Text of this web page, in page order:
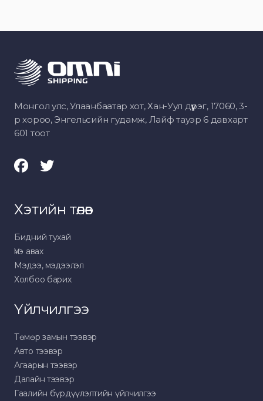
Монгол улс, Улаанбаатар хот, Хан-Уул дүүрэг, 17060, 3-
р хороо, Энгельсийн гудамж, Лайф тауэр 6 давхарт
601 тоот
Хэтийн төлөв
Бидний тухай
Үнэ авах
Мэдээ, мэдээлэл
Холбоо барих
Үйлчилгээ
Төмөр замын тээвэр
Авто тээвэр
Агаарын тээвэр
Далайн тээвэр
Гаалийн бүрдүүлэлтийн үйлчилгээ